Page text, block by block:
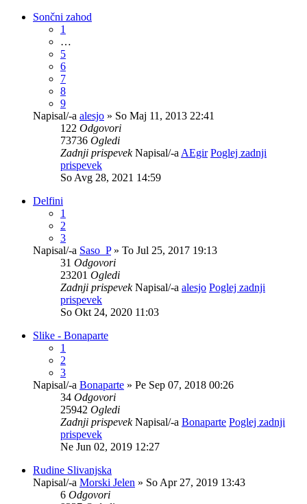
Sončni zahod
1
…
5
6
7
8
9
Napisal/-a alesjo » So Maj 11, 2013 22:41
122 Odgovori
73736 Ogledi
Zadnji prispevekNapisal/-a AEgir Poglej zadnji
prispevek
So Avg 28, 2021 14:59
Delfini
1
2
3
Napisal/-a Saso_P» To Jul 25, 2017 19:13
31 Odgovori
23201 Ogledi
Zadnji prispevekNapisal/-a alesjo Poglej zadnji
prispevek
So Okt 24, 2020 11:03
Slike - Bonaparte
1
2
3
Napisal/-a Bonaparte » Pe Sep 07, 2018 00:26
34 Odgovori
25942 Ogledi
Zadnji prispevekNapisal/-a Bonaparte Poglej zadnji
prispevek
Ne Jun 02, 2019 12:27
Rudine Slivanjska
Napisal/-a Morski Jelen » So Apr 27, 2019 13:43
6 Odgovori